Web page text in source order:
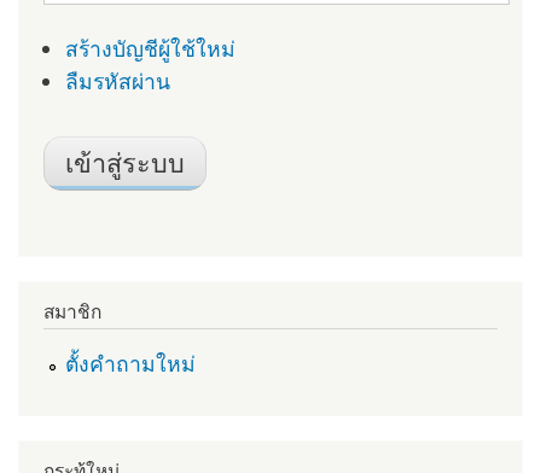
สร้างบัญชีผู้ใช้ใหม่
ลืมรหัสผ่าน
สมาชิก
ตั้งคำถามใหม่